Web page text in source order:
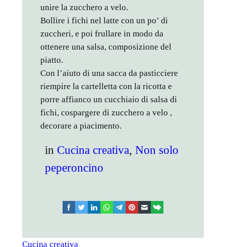
unire la zucchero a velo.
Bollire i fichi nel latte con un po’ di
zuccheri, e poi frullare in modo da
ottenere una salsa, composizione del
piatto.
Con l’aiuto di una sacca da pasticciere
riempire la cartelletta con la ricotta e
porre affianco un cucchiaio di salsa di
fichi, cospargere di zucchero a velo ,
decorare a piacimento.
in Cucina creativa, Non solo
peperoncino
facebooktwitterlinkedinwhatsapptelegram
pinterest email link
Cucina creativa